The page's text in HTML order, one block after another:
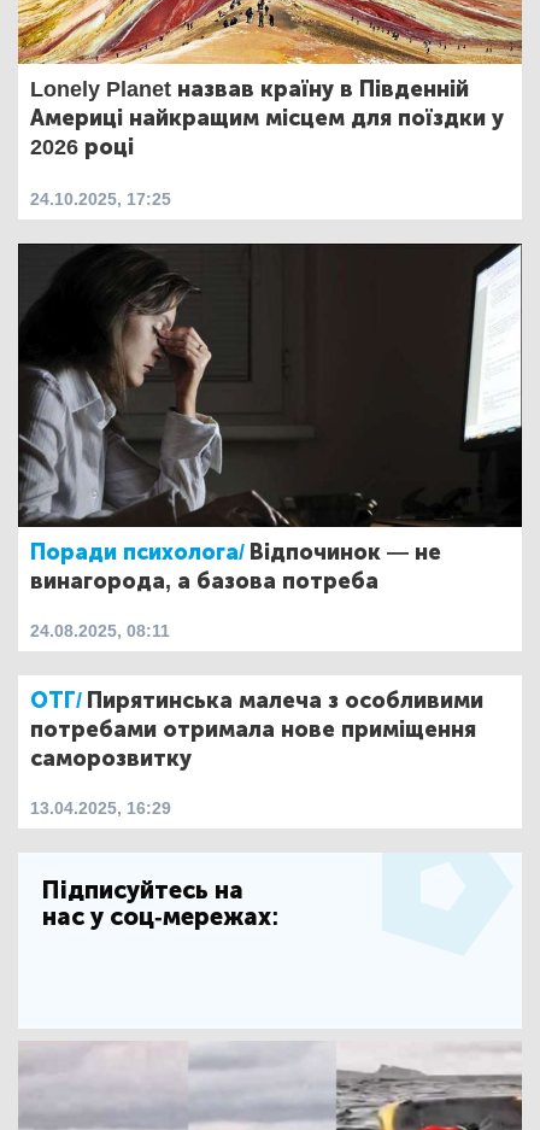
Lonely Planet назвав країну в Південній
Америці найкращим місцем для поїздки у
2026 році
24.10.2025, 17:25
Поради психолога/ Відпочинок — не
винагорода, а базова потреба
24.08.2025, 08:11
ОТГ/ Пирятинська малеча з особливими
потребами отримала нове приміщення
саморозвитку
13.04.2025, 16:29
Підписуйтесь на
нас у соц-мережах: